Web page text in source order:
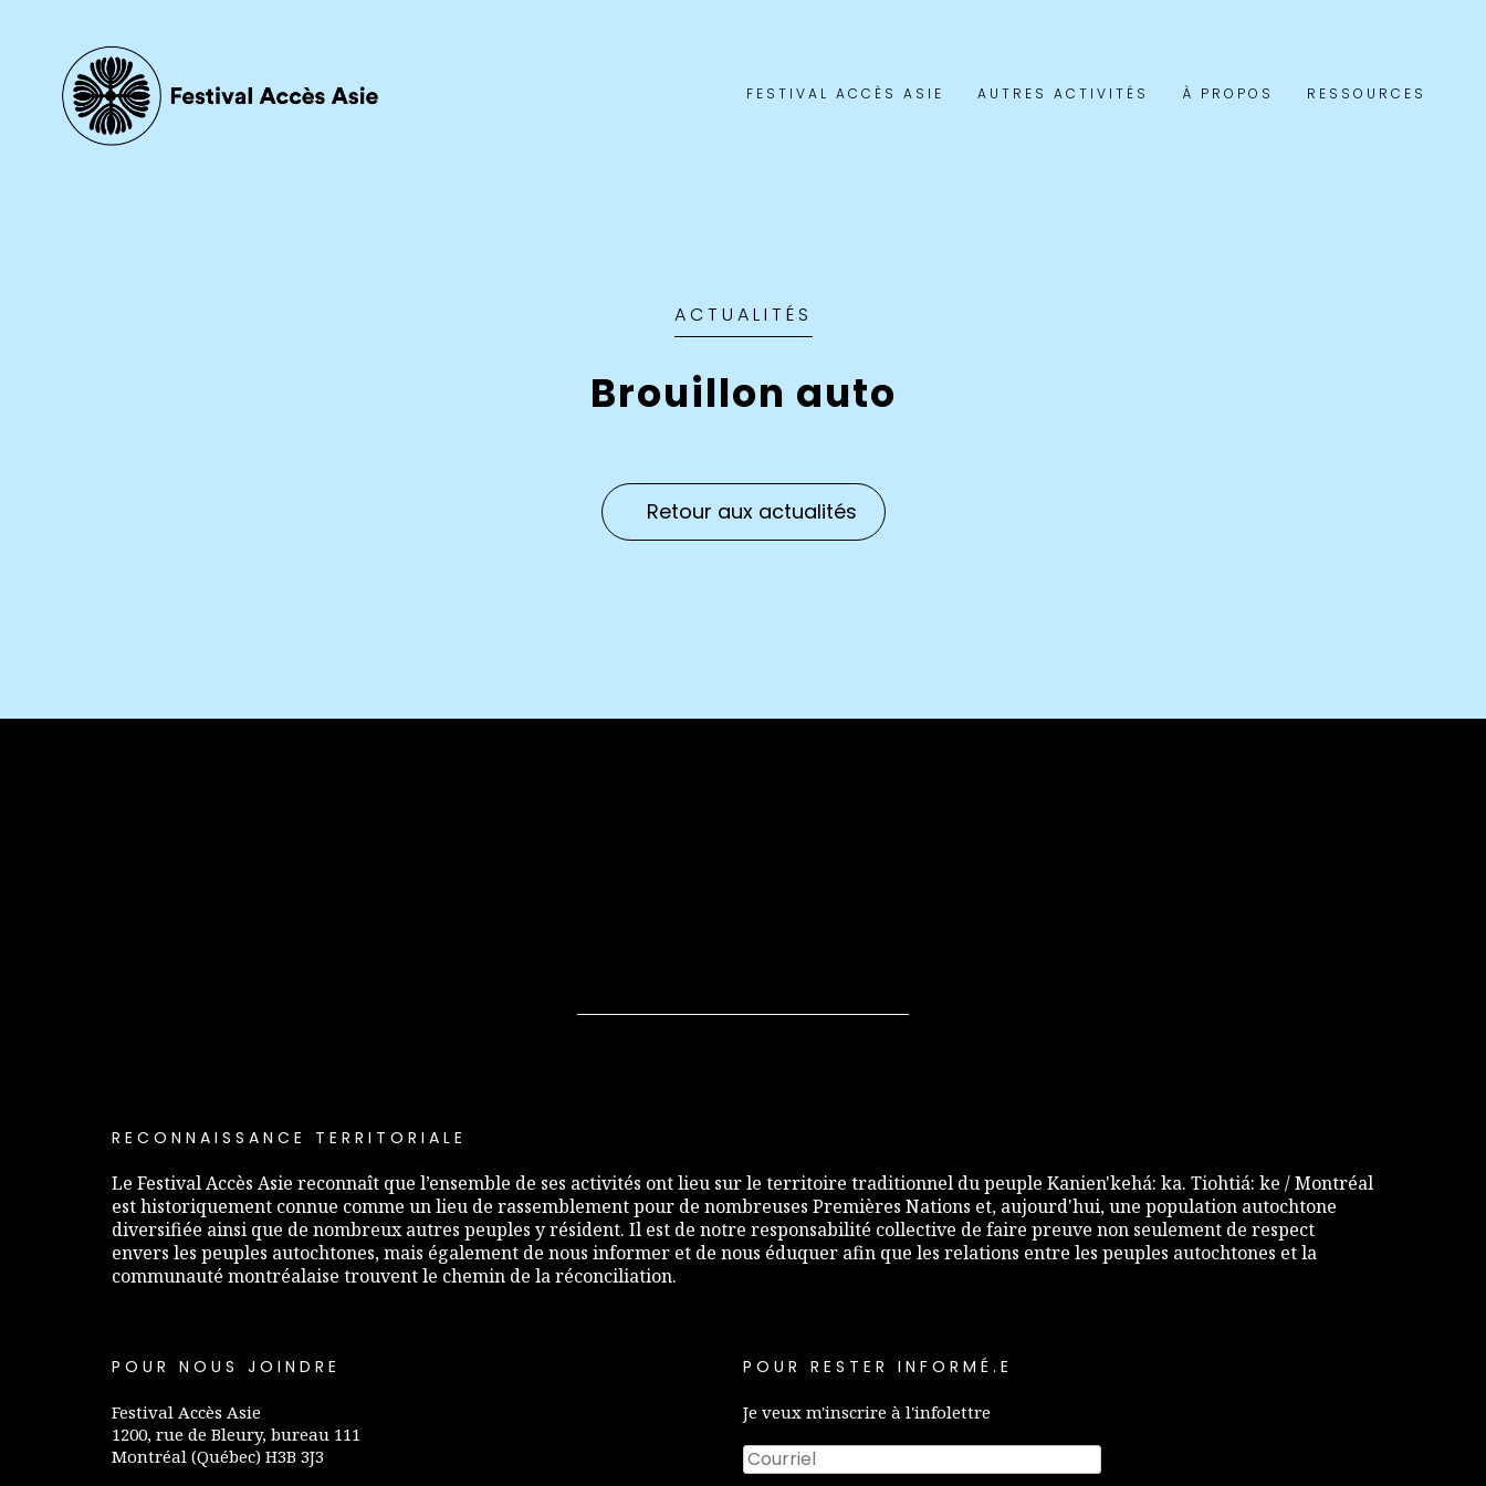
FESTIVAL ACCÈS ASIE AUTRES ACTIVITÉS À PROPOS RESSOURCES
ACTUALITÉS
Brouillon auto
Retour aux actualités
RECONNAISSANCE TERRITORIALE
Le Festival Accès Asie reconnaît que l’ensemble de ses activités ont lieu sur le territoire traditionnel du peuple Kanien'kehá: ka. Tiohtiá: ke / Montréal
est historiquement connue comme un lieu de rassemblement pour de nombreuses Premières Nations et, aujourd'hui, une population autochtone
diversifiée ainsi que de nombreux autres peuples y résident. Il est de notre responsabilité collective de faire preuve non seulement de respect
envers les peuples autochtones, mais également de nous informer et de nous éduquer afin que les relations entre les peuples autochtones et la
communauté montréalaise trouvent le chemin de la réconciliation.
POUR NOUS JOINDRE
Festival Accès Asie
1200, rue de Bleury, bureau 111
Montréal (Québec) H3B 3J3
POUR RESTER INFORMÉ.E
Je veux m'inscrire à l'infolettre